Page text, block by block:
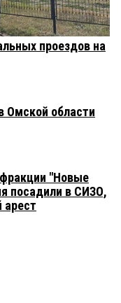
проездов на
Омской области
"Новые
посадили в СИЗО,